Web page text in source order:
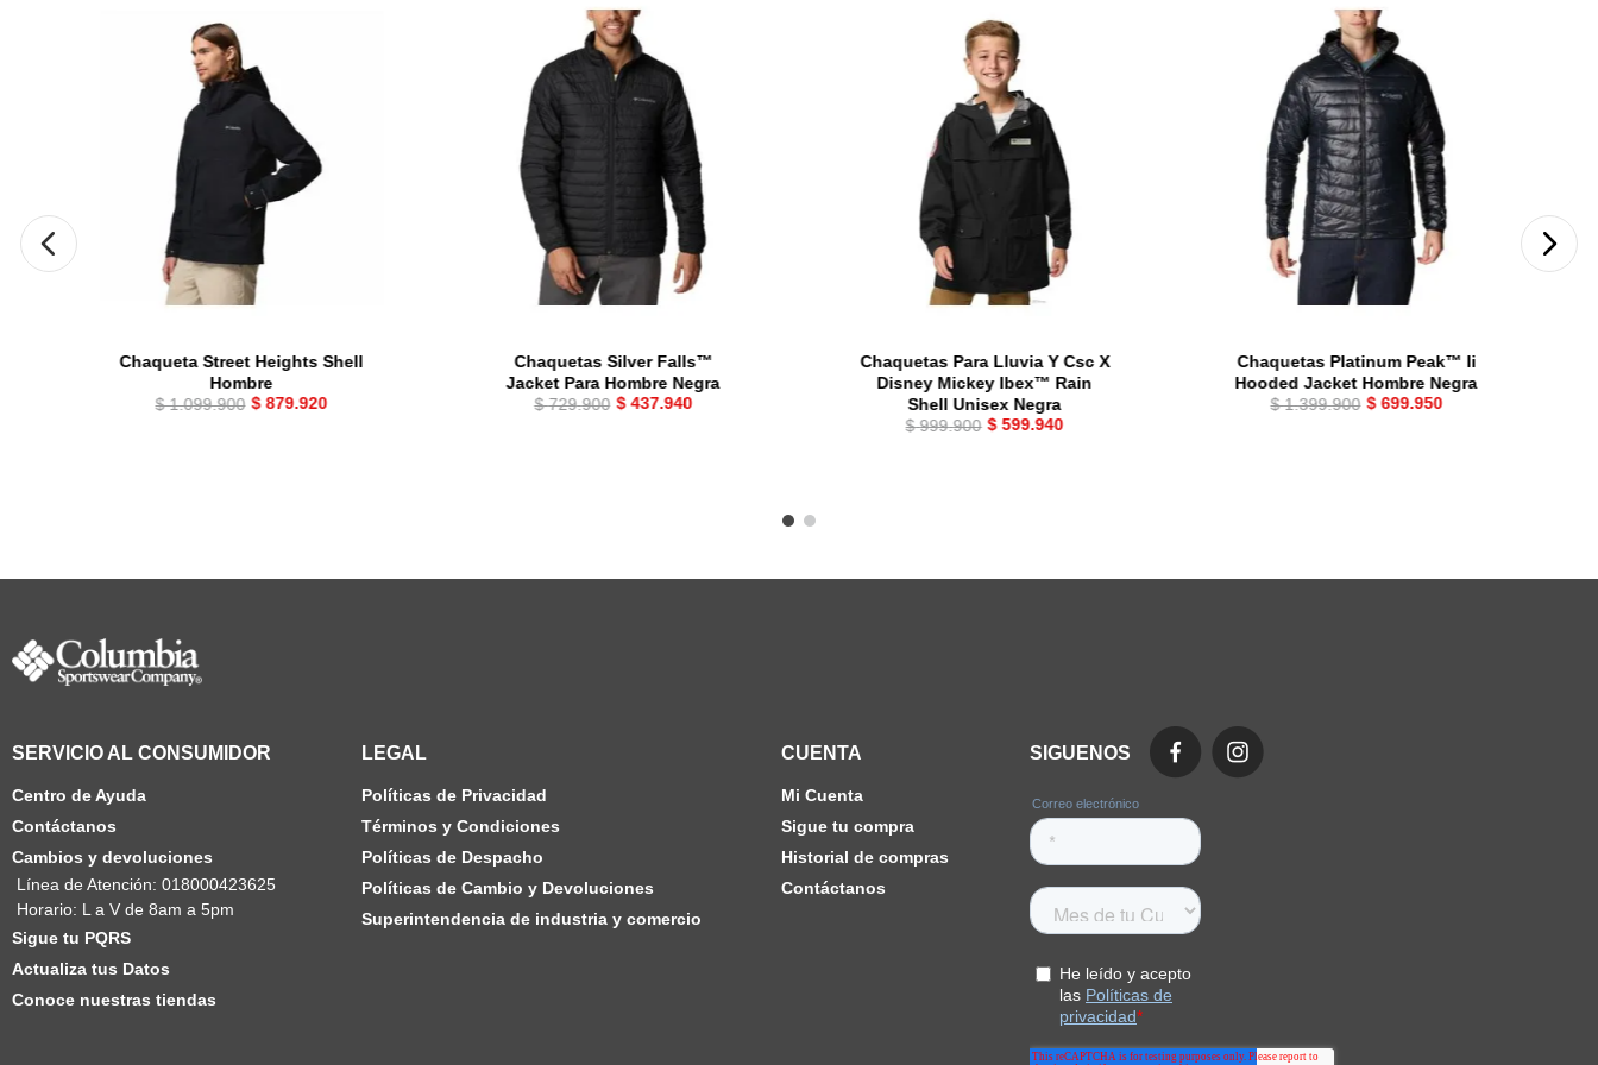
Chaqueta Street Heights Shell
Hombre
$ 1.099.900 $ 879.920
Chaquetas Silver Falls™
Jacket Para Hombre Negra
$ 729.900 $ 437.940
Chaquetas Para Lluvia Y Csc X
Disney Mickey Ibex™ Rain
Shell Unisex Negra
$ 999.900 $ 599.940
Chaquetas Platinum Peak™ Ii
Hooded Jacket Hombre Negra
$ 1.399.900 $ 699.950
SERVICIO AL CONSUMIDOR
Centro de Ayuda
Contáctanos
Cambios y devoluciones
Línea de Atención: 018000423625
Horario: L a V de 8am a 5pm
Sigue tu PQRS
Actualiza tus Datos
Conoce nuestras tiendas
LEGAL
Políticas de Privacidad
Términos y Condiciones
Políticas de Despacho
Políticas de Cambio y Devoluciones
Superintendencia de industria y comercio
CUENTA
Mi Cuenta
Sigue tu compra
Historial de compras
Contáctanos
SIGUENOS